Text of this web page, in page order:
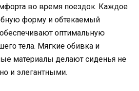
во время поездок. Каждое
форму и обтекаемый
оптимальную
тела. Мягкие обивка и
материалы делают сиденья не
и элегантными.